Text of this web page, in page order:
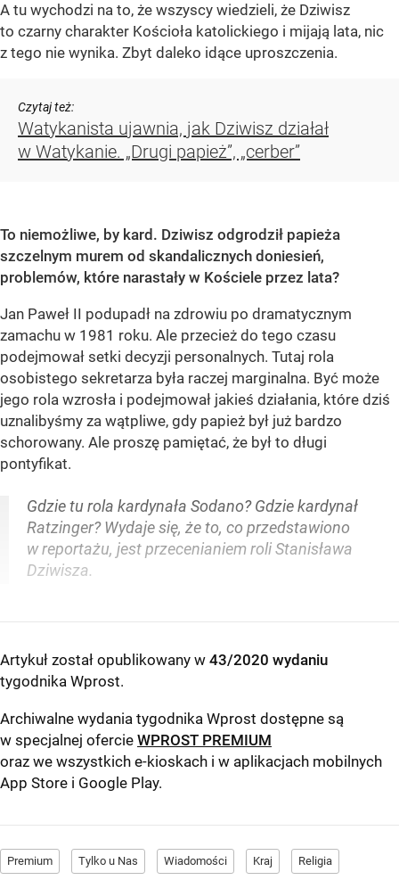
A tu wychodzi na to, że wszyscy wiedzieli, że Dziwisz
to czarny charakter Kościoła katolickiego i mijają lata, nic
z tego nie wynika. Zbyt daleko idące uproszczenia.
Czytaj też:
Watykanista ujawnia, jak Dziwisz działał
w Watykanie. „Drugi papież”, „cerber”
To niemożliwe, by kard. Dziwisz odgrodził papieża
szczelnym murem od skandalicznych doniesień,
problemów, które narastały w Kościele przez lata?
Jan Paweł II podupadł na zdrowiu po dramatycznym
zamachu w 1981 roku. Ale przecież do tego czasu
podejmował setki decyzji personalnych. Tutaj rola
osobistego sekretarza była raczej marginalna. Być może
jego rola wzrosła i podejmował jakieś działania, które dziś
uznalibyśmy za wątpliwe, gdy papież był już bardzo
schorowany. Ale proszę pamiętać, że był to długi
pontyfikat.
Gdzie tu rola kardynała Sodano? Gdzie kardynał
Ratzinger? Wydaje się, że to, co przedstawiono
w reportażu, jest przecenianiem roli Stanisława
Dziwisza.
Artykuł został opublikowany w 43/2020 wydaniu
tygodnika Wprost.
Archiwalne wydania tygodnika Wprost dostępne są
w specjalnej ofercie WPROST PREMIUM
oraz we wszystkich e-kioskach i w aplikacjach mobilnych
App Store i Google Play.
Premium Tylko u Nas Wiadomości Kraj Religia